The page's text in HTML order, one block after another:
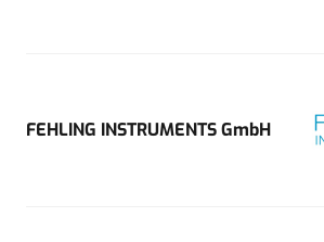
FEHLING INSTRUMENTS GmbH